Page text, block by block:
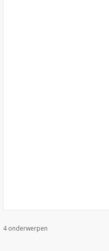
4 onderwerpen